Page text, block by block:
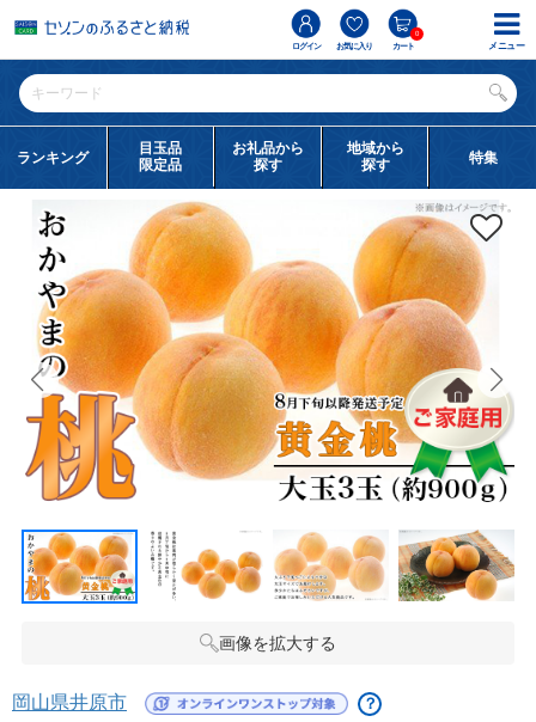
ログイン お気に入り カート
0
ランキング
目玉品
限定品
お礼品から
探す
地域から
探す
特集
画像を拡大する
岡山県井原市 ？
メニュー